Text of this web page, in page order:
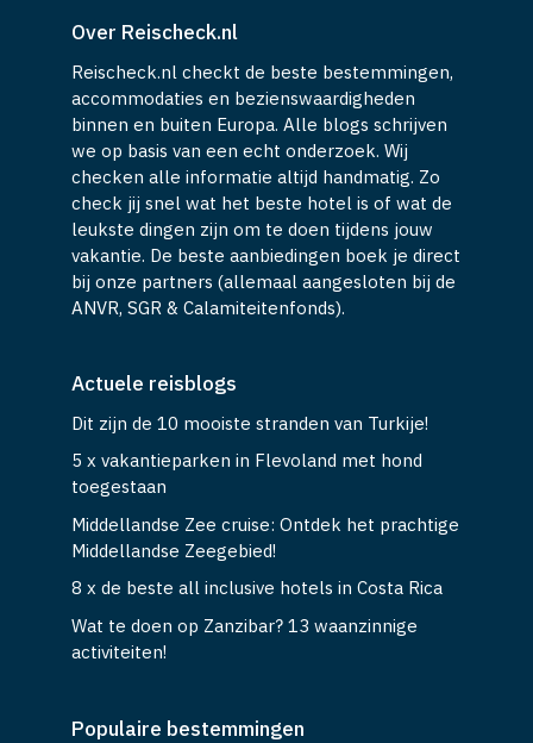
Over Reischeck.nl
Reischeck.nl checkt de beste bestemmingen,
accommodaties en bezienswaardigheden
binnen en buiten Europa. Alle blogs schrijven
we op basis van een echt onderzoek. Wij
checken alle informatie altijd handmatig. Zo
check jij snel wat het beste hotel is of wat de
leukste dingen zijn om te doen tijdens jouw
vakantie. De beste aanbiedingen boek je direct
bij onze partners (allemaal aangesloten bij de
ANVR, SGR & Calamiteitenfonds).
Actuele reisblogs
Dit zijn de 10 mooiste stranden van Turkije!
5 x vakantieparken in Flevoland met hond
toegestaan
Middellandse Zee cruise: Ontdek het prachtige
Middellandse Zeegebied!
8 x de beste all inclusive hotels in Costa Rica
Wat te doen op Zanzibar? 13 waanzinnige
activiteiten!
Populaire bestemmingen